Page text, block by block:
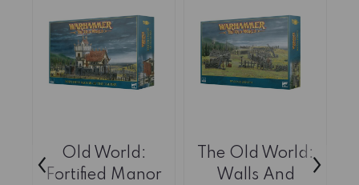
Old World:
Fortified Manor
The Old World:
Walls And
‹ ›